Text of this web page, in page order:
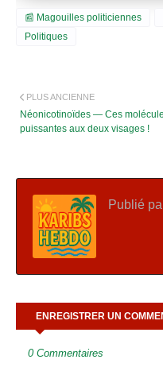
📰 Magouilles politiciennes
Politiques
PLUS ANCIENNE
Néonicotinoïdes — Ces
puissantes aux deux visages !
Publié
ENREGISTRER UN
0 Commentaires